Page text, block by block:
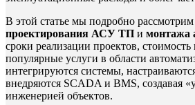
В этой статье мы подробно
проектирования АСУ ТП и монтажа
сроки реализации проектов,
популярные услуги в области
интегрируются системы,
внедряются SCADA и BMS, создавая
инженерией объектов.